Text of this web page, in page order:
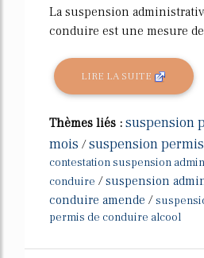
La suspension
conduire est une mesure
LIRE LA SUITE
Thèmes liés : suspension
mois /suspension
contestation suspension
conduire /suspension
conduire amende /
permis de conduire alcool